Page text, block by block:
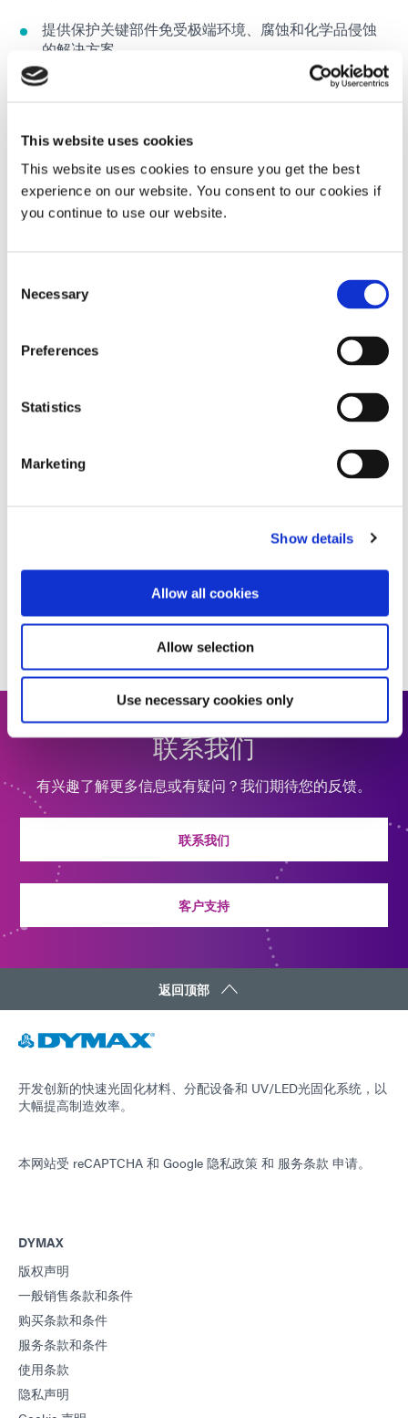
This website uses cookies
This website uses cookies to ensure you get the best
experience on our website. You consent to our cookies if
you continue to use our website.
Selection
Necessary
Preferences
Statistics
Marketing
Show details
Allow all cookies
Allow selection
Use necessary cookies only
提供保护关键部件免受极端环境、腐蚀和化学品侵蚀
的解决方案
用于牢固保护PCB的双重固化三防漆
用于燃料电池和电池模块的快速固化胶粘剂、涂料和
垫片密封剂
使用 Dymax BlueWave® QX4 V2.0 系统进行快速
UV/LED光固化演示。
Virginia Hogan表示：“技术进步推动了对可扩展、高性能
制造解决方案的需求。我们的解决方案能够以最小的热影
响实现快速固化，帮助制造商提高工艺效率、增强粘合完
整性，并满足下一代储能系统的严格要求。”
应用工程专家将现场讨论材料选择、工艺集成和 Dymax
固化系统。
联系我们
有兴趣了解更多信息或有疑问？我们期待您的反馈。
联系我们
客户支持
返回顶部
开发创新的快速光固化材料、分配设备和 UV/LED光固化系统，以
大幅提高制造效率。
本网站受 reCAPTCHA 和 Google 隐私政策 和 服务条款 申请。
DYMAX
版权声明
一般销售条款和条件
购买条款和条件
服务条款和条件
使用条款
隐私声明